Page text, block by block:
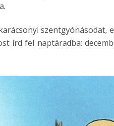
szentgyónásodat,
írd fel naptáradba: